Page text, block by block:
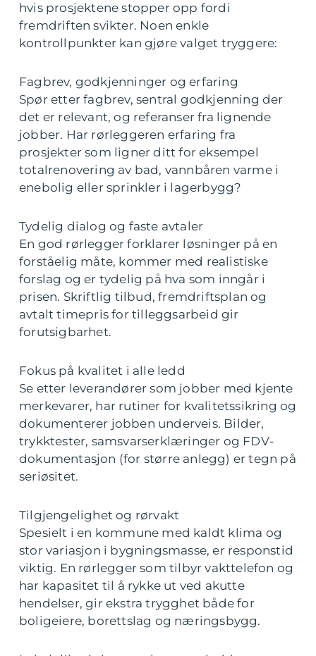
hvis prosjektene stopper opp fordi
fremdriften svikter. Noen enkle
kontrollpunkter kan gjøre valget tryggere:
Fagbrev, godkjenninger og erfaring
Spør etter fagbrev, sentral godkjenning der
det er relevant, og referanser fra lignende
jobber. Har rørleggeren erfaring fra
prosjekter som ligner ditt for eksempel
totalrenovering av bad, vannbåren varme i
enebolig eller sprinkler i lagerbygg?
Tydelig dialog og faste avtaler
En god rørlegger forklarer løsninger på en
forståelig måte, kommer med realistiske
forslag og er tydelig på hva som inngår i
prisen. Skriftlig tilbud, fremdriftsplan og
avtalt timepris for tilleggsarbeid gir
forutsigbarhet.
Fokus på kvalitet i alle ledd
Se etter leverandører som jobber med kjente
merkevarer, har rutiner for kvalitetssikring og
dokumenterer jobben underveis. Bilder,
trykktester, samsvarserklæringer og FDV-
dokumentasjon (for større anlegg) er tegn på
seriøsitet.
Tilgjengelighet og rørvakt
Spesielt i en kommune med kaldt klima og
stor variasjon i bygningsmasse, er responstid
viktig. En rørlegger som tilbyr vakttelefon og
har kapasitet til å rykke ut ved akutte
hendelser, gir ekstra trygghet både for
boligeiere, borettslag og næringsbygg.